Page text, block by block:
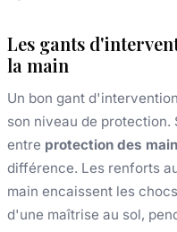
Les gants
la main
Un bon gant
son niveau de
entre protection des
différence. Les renforts
main encaissent les
d'une maîtrise au sol,